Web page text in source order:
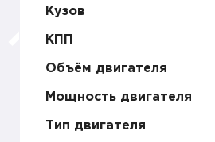
Кузов
КПП
Объём двигателя
Мощность двигателя
Тип двигателя